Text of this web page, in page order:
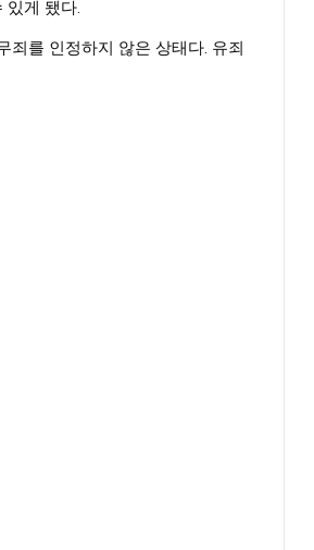
있게 됐다.
죄를 인정하지 않은 상태다. 유죄